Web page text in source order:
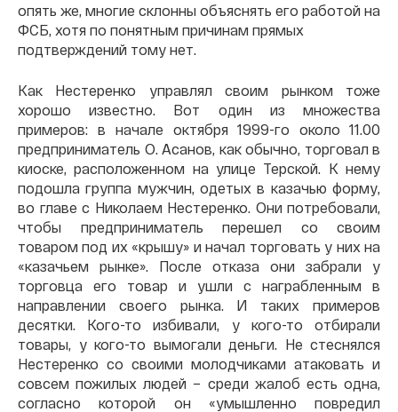
опять же, многие склонны объяснять его работой на
ФСБ, хотя по понятным причинам прямых
подтверждений тому нет.
Как Нестеренко управлял своим рынком тоже
хорошо известно. Вот один из множества
примеров: в начале октября 1999-го около 11.00
предприниматель О. Асанов, как обычно, торговал в
киоске, расположенном на улице Терской. К нему
подошла группа мужчин, одетых в казачью форму,
во главе с Николаем Нестеренко. Они потребовали,
чтобы предприниматель перешел со своим
товаром под их «крышу» и начал торговать у них на
«казачьем рынке». После отказа они забрали у
торговца его товар и ушли с награбленным в
направлении своего рынка. И таких примеров
десятки. Кого-то избивали, у кого-то отбирали
товары, у кого-то вымогали деньги. Не стеснялся
Нестеренко со своими молодчиками атаковать и
совсем пожилых людей – среди жалоб есть одна,
согласно которой он «умышленно повредил